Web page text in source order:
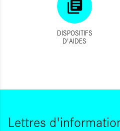
DISPOSITIFS
D'AIDES
Lettres